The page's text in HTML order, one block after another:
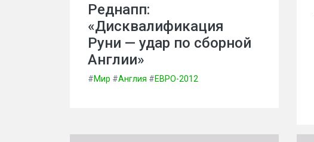
Реднапп:
«Дисквалификация
Руни — удар по сборной
Англии»
#Мир #Англия #ЕВРО-2012